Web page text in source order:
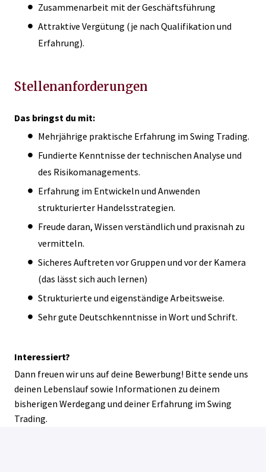
Zusammenarbeit mit der Geschäftsführung
Attraktive Vergütung (je nach Qualifikation und
Erfahrung).
Stellenanforderungen
Das bringst du mit:
Mehrjährige praktische Erfahrung im Swing Trading.
Fundierte Kenntnisse der technischen Analyse und
des Risikomanagements.
Erfahrung im Entwickeln und Anwenden
strukturierter Handelsstrategien.
Freude daran, Wissen verständlich und praxisnah zu
vermitteln.
Sicheres Auftreten vor Gruppen und vor der Kamera
(das lässt sich auch lernen)
Strukturierte und eigenständige Arbeitsweise.
Sehr gute Deutschkenntnisse in Wort und Schrift.
Interessiert?
Dann freuen wir uns auf deine Bewerbung! Bitte sende uns
deinen Lebenslauf sowie Informationen zu deinem
bisherigen Werdegang und deiner Erfahrung im Swing
Trading.